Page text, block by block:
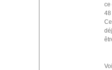
ce
48